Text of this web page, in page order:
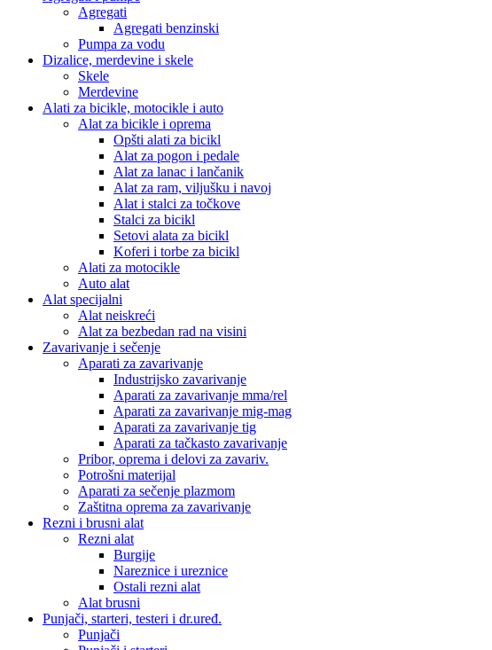
Agregati
Agregati benzinski
Pumpa za vodu
Dizalice, merdevine i skele
Skele
Merdevine
Alati za bicikle, motocikle i auto
Alat za bicikle i oprema
Opšti alati za bicikl
Alat za pogon i pedale
Alat za lanac i lančanik
Alat za ram, viljušku i navoj
Alat i stalci za točkove
Stalci za bicikl
Setovi alata za bicikl
Koferi i torbe za bicikl
Alati za motocikle
Auto alat
Alat specijalni
Alat neiskreći
Alat za bezbedan rad na visini
Zavarivanje i sečenje
Aparati za zavarivanje
Industrijsko zavarivanje
Aparati za zavarivanje mma/rel
Aparati za zavarivanje mig-mag
Aparati za zavarivanje tig
Aparati za tačkasto zavarivanje
Pribor, oprema i delovi za zavariv.
Potrošni materijal
Aparati za sečenje plazmom
Zaštitna oprema za zavarivanje
Rezni i brusni alat
Rezni alat
Burgije
Nareznice i ureznice
Ostali rezni alat
Alat brusni
Punjači, starteri, testeri i dr.uređ.
Punjači